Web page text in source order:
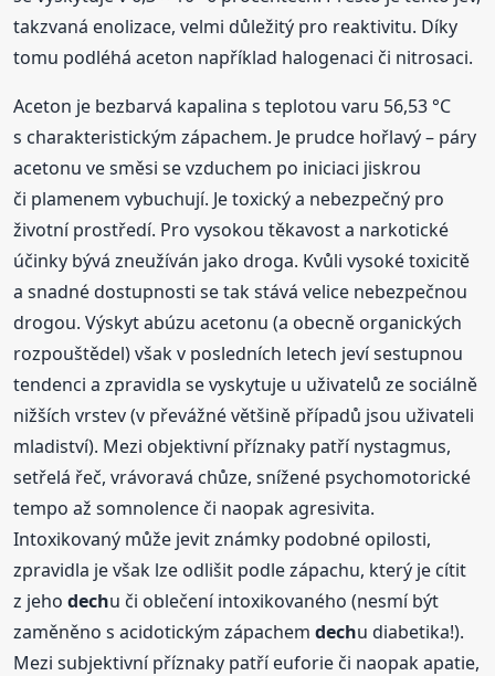
takzvaná enolizace, velmi důležitý pro reaktivitu. Díky
tomu podléhá aceton například halogenaci či nitrosaci.
Aceton je bezbarvá kapalina s teplotou varu 56,53 °C
s charakteristickým zápachem. Je prudce hořlavý – páry
acetonu ve směsi se vzduchem po iniciaci jiskrou
či plamenem vybuchují. Je toxický a nebezpečný pro
životní prostředí. Pro vysokou těkavost a narkotické
účinky bývá zneužíván jako droga. Kvůli vysoké toxicitě
a snadné dostupnosti se tak stává velice nebezpečnou
drogou. Výskyt abúzu acetonu (a obecně organických
rozpouštědel) však v posledních letech jeví sestupnou
tendenci a zpravidla se vyskytuje u uživatelů ze sociálně
nižších vrstev (v převážné většině případů jsou uživateli
mladiství). Mezi objektivní příznaky patří nystagmus,
setřelá řeč, vrávoravá chůze, snížené psychomotorické
tempo až somnolence či naopak agresivita.
Intoxikovaný může jevit známky podobné opilosti,
zpravidla je však lze odlišit podle zápachu, který je cítit
z jehodechu či oblečení intoxikovaného (nesmí být
zaměněno s acidotickým zápachemdechu diabetika!).
Mezi subjektivní příznaky patří euforie či naopak apatie,